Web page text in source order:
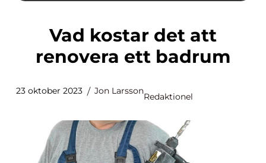
Vad kostar det att
renovera ett badrum
23 oktober 2023 Jon Larsson
Redaktionel